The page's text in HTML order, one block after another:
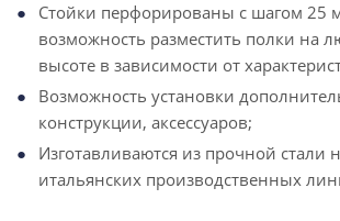
Стойки перфорированы с шагом 25
возможность разместить полки на
высоте в зависимости от
Возможность установки
конструкции, аксессуаров;
Изготавливаются из прочной стали
итальянских производственных